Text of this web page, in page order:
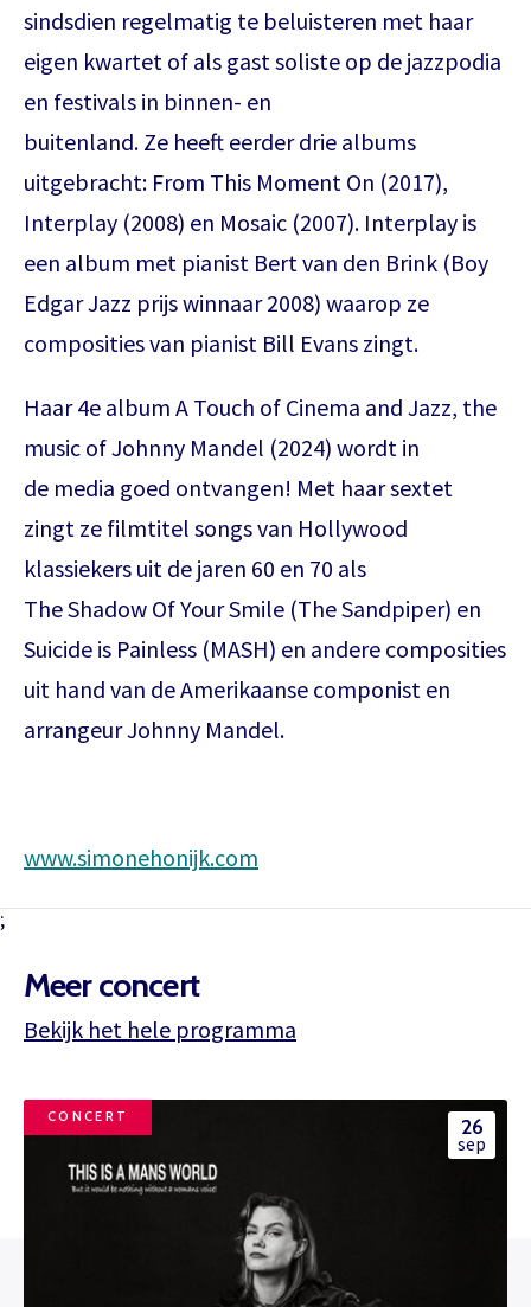
Het theaterabonnement á €110 geeft
sindsdien regelmatig te beluisteren met haar
eigen kwartet of als gast soliste op de jazzpodia
en festivals in binnen- en
buitenland. Ze heeft eerder drie albums
uitgebracht: From This Moment On (2017),
Interplay (2008) en Mosaic (2007). Interplay is
een album met pianist Bert van den Brink (Boy
Edgar Jazz prijs winnaar 2008) waarop ze
composities van pianist Bill Evans zingt.
Haar 4e album A Touch of Cinema and Jazz, the
music of Johnny Mandel (2024) wordt in
de media goed ontvangen! Met haar sextet
zingt ze filmtitel songs van Hollywood
klassiekers uit de jaren 60 en 70 als
The Shadow Of Your Smile (The Sandpiper) en
Suicide is Painless (MASH) en andere composities
uit hand van de Amerikaanse componist en
arrangeur Johnny Mandel.
www.simonehonijk.com
;
Meer concert
Bekijk het hele programma
CONCERT 26
sep